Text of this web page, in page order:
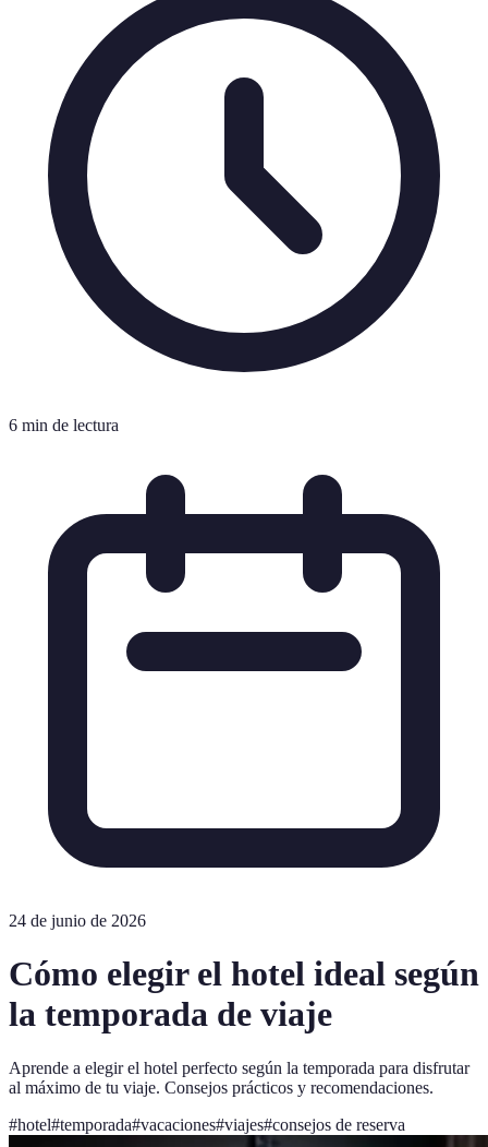
6 min de lectura
24 de junio de 2026
Cómo elegir el hotel ideal según
la temporada de viaje
Aprende a elegir el hotel perfecto según la temporada para disfrutar
al máximo de tu viaje. Consejos prácticos y recomendaciones.
#hotel#temporada#vacaciones#viajes#consejos de reserva